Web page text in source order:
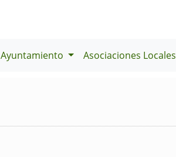
Ayuntamiento Asociaciones Locales